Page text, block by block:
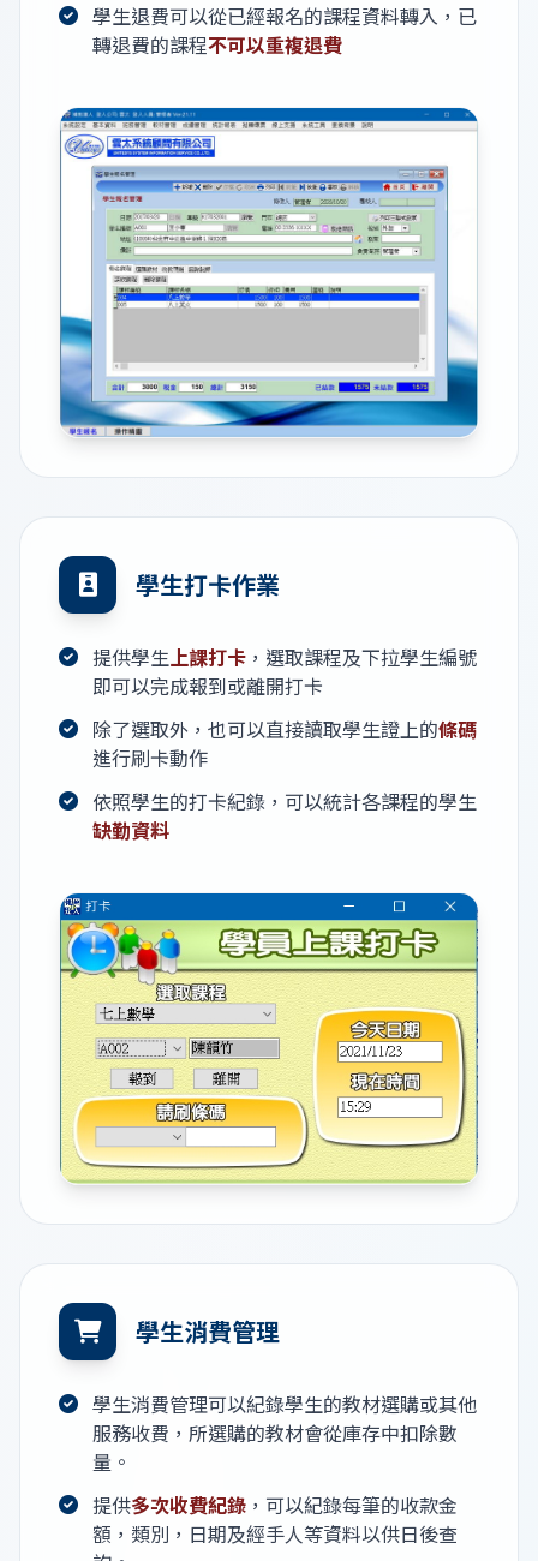
學生退費可以從已經報名的課程資料轉入，已
轉退費的課程不可以重複退費
學生打卡作業
提供學生 上課打卡 ，選取課程及下拉學生編號
即可以完成報到或離開打卡
除了選取外，也可以直接讀取學生證上的條碼
進行刷卡動作
依照學生的打卡紀錄，可以統計各課程的學生
缺勤資料
學生消費管理
學生消費管理可以紀錄學生的教材選購或其他
服務收費，所選購的教材會從庫存中扣除數
量。
提供多次收費紀錄 ，可以紀錄每筆的收款金
額，類別，日期及經手人等資料以供日後查